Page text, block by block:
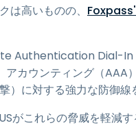
は高いものの、
Authentication Dial-In
アカウンティング（AAA
）に対する強力な防御線
がこれらの脅威を軽減す